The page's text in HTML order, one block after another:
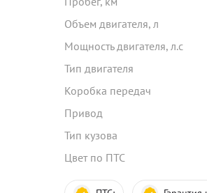
Объем двигателя, л
Мощность двигателя, л.с
Тип двигателя
Коробка передач
Привод
Тип кузова
Цвет по ПТС